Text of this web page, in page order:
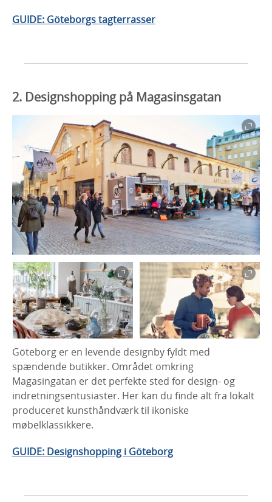
GUIDE: Göteborgs tagterrasser
2. Designshopping på Magasinsgatan
Göteborg er en levende designby fyldt med
spændende butikker. Området omkring
Magasingatan er det perfekte sted for design- og
indretningsentusiaster. Her kan du finde alt fra lokalt
produceret kunsthåndværk til ikoniske
møbelklassikkere.
GUIDE: Designshopping i Göteborg